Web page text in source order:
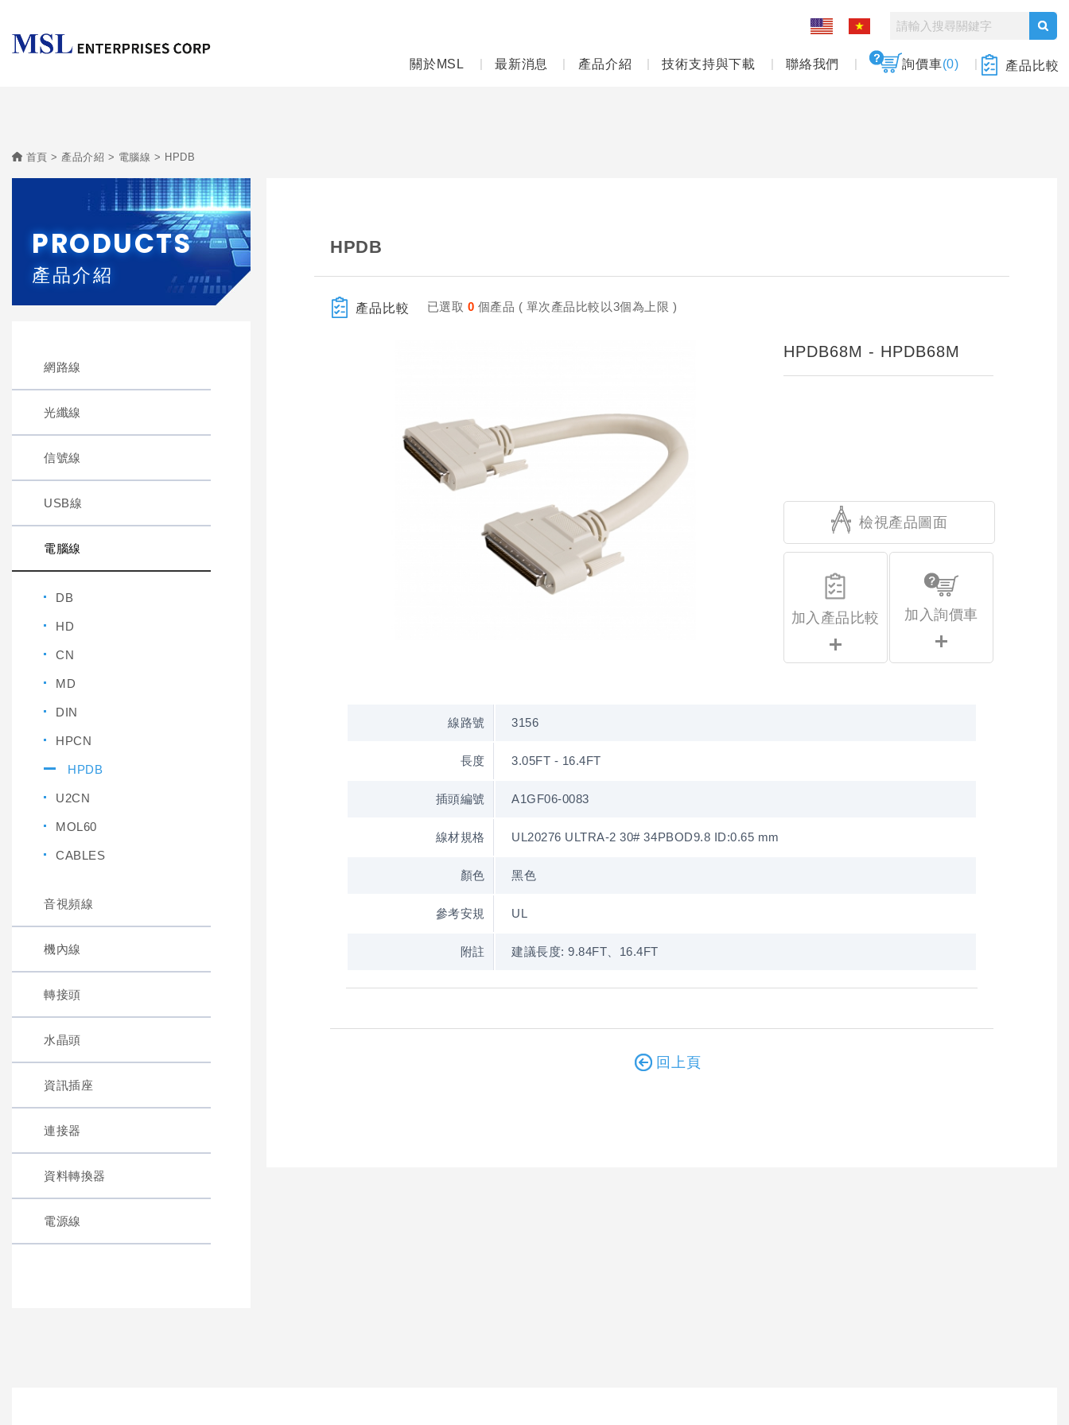
關於MSL 最新消息 產品介紹 技術支持與下載 聯絡我們 詢價車(0) 產品比較
首頁 產品介紹 電腦線 HPDB
PRODUCTS
產品介紹
網路線
光纖線
信號線
USB線
電腦線
DB
HD
CN
MD
DIN
HPCN
HPDB
U2CN
MOL60
CABLES
音視頻線
機內線
轉接頭
水晶頭
資訊插座
連接器
資料轉換器
電源線
HPDB
產品比較 已選取 0 個產品 ( 單次產品比較以3個為上限 )
HPDB68M - HPDB68M
檢視產品圖面
加入產品比較 加入詢價車
線路號 3156
長度 3.05FT - 16.4FT
插頭編號 A1GF06-0083
線材規格 UL20276 ULTRA-2 30# 34PBOD9.8 ID:0.65 mm
顏色 黑色
參考安規 UL
附註 建議長度: 9.84FT、16.4FT
回上頁